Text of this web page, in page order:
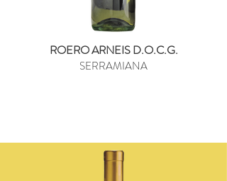
ROERO ARNEIS D.O.C.G.
SERRAMIANA